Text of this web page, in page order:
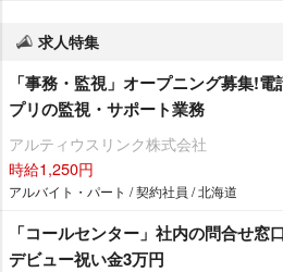
求人特集
「事務・監視」オープニング募集!
プリの監視・サポート業務
アルティウスリンク株式会社
時給1,250円
アルバイト・パート / 契約社員 / 北海道
「コールセンター」社内の問合せ窓
デビュー祝い金3万円